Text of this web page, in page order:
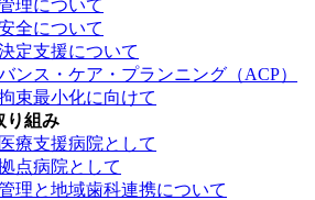
理について
全について
定支援について
ンス・ケア・プランニング（ACP）
束最小化に向けて
り組み
療支援病院として
点病院として
理と地域歯科連携について